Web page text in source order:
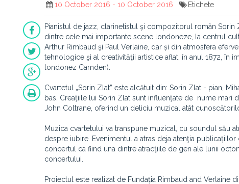
10 October 2016 - 10 October 2016 Etichete
Pianistul de jazz, clarinetistul şi compozitorul român
dintre cele mai importante scene londoneze, la centrul
Arthur Rimbaud şi Paul Verlaine, dar și din atmosfera
tehnologice şi al creativităţii artistice aflat, în anul 1872, în
londonez Camden).
Cvartetul „Sorin Zlat” este alcătuit din: Sorin Zlat - pian,
bas. Creaţiile lui Sorin Zlat sunt influenţate de nume mari
John Coltrane, oferind un deliciu muzical atât
Muzica cvartetului va transpune muzical, cu soundul său
despre iubire. Evenimentul a atras deja atenţia
concertul ca fiind una dintre atracţiile de gen ale lunii
concertului.
Proiectul este realizat de Fundaţia Rimbaud and Verlaine